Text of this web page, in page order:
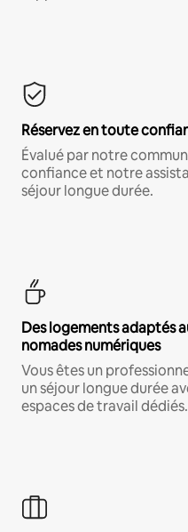
Réservez en toute
Évalué par notre
confiance et notre
séjour longue durée.
Des logements adaptés
nomades numériques
Vous êtes un
un séjour longue durée
espaces de travail dédiés.